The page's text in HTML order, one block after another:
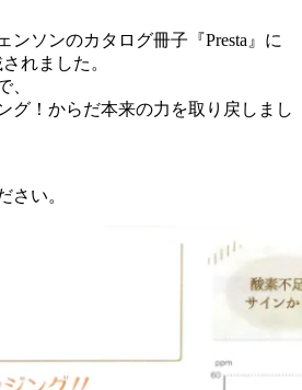
ンソンのカタログ冊子『Presta』に
れました。
、
グ！からだ本来の力を取り戻しまし
さい。